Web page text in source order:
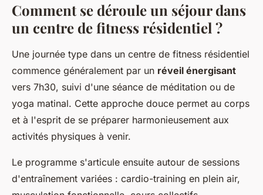
Comment se déroule un séjour dans
un centre de fitness résidentiel ?
Une journée type dans un centre de fitness résidentiel
commence généralement par un réveil énergisant
vers 7h30, suivi d'une séance de méditation ou de
yoga matinal. Cette approche douce permet au corps
et à l'esprit de se préparer harmonieusement aux
activités physiques à venir.
Le programme s'articule ensuite autour de sessions
d'entraînement variées : cardio-training en plein air,